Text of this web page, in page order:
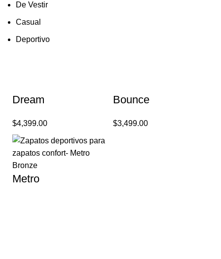
De Vestir
Casual
Deportivo
Dream
$4,399.00
Bounce
$3,499.00
Metro